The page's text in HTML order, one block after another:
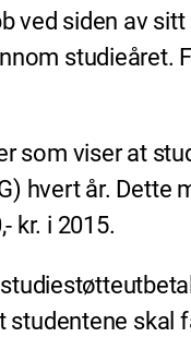
ved siden av
studieåret.
som viser at
hvert år. Dette
kr. i 2015.
studentene